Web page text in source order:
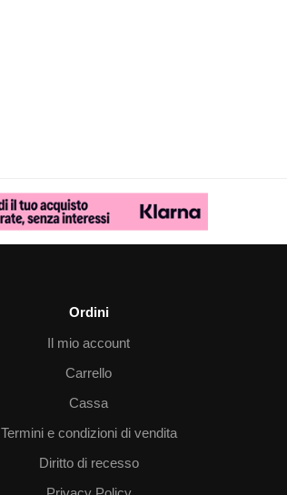
Ordini
Il mio account
Carrello
Cassa
Termini e condizioni di vendita
Diritto di recesso